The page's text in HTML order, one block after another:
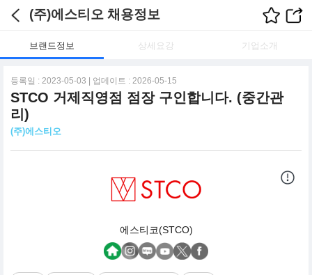
(주)에스티오 채용정보
브랜드정보 상세요강 기업소개
등록일 : 2023-05-03 | 업데이트 : 2026-05-15
STCO 거제직영점 점장 구인합니다. (중간관
리)
(주)에스티오
에스티코(STCO)